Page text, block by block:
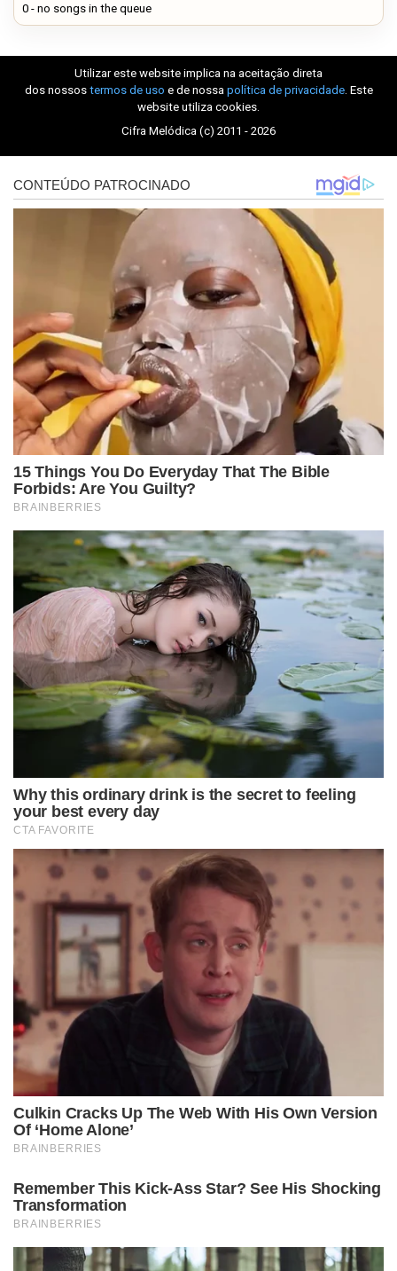
0 - no songs in the queue
Utilizar este website implica na aceitação direta
dos nossos termos de uso e de nossa política de privacidade. Este
website utiliza cookies.
Cifra Melódica (c) 2011 - 2026